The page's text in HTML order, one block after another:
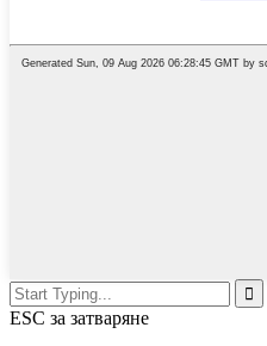
ESC за затваряне